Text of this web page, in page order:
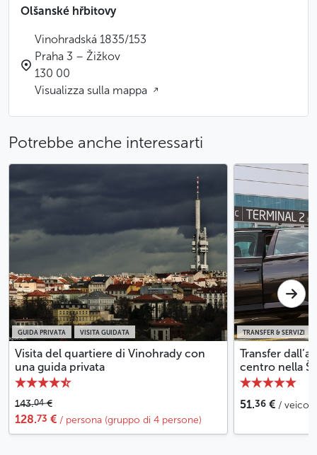
Olšanské hřbitovy
Vinohradská 1835/153
Praha 3 – Žižkov
130 00
Visualizza sulla mappa
Potrebbe anche interessarti
GUIDA PRIVATA VISITA GUIDATA
Visita del quartiere di Vinohrady con
una guida privata
143.04€
128.73 € / persona (gruppo di 4 persone)
TRANSFER & SERVIZI
Transfer
centro nella
51.36 € / veicolo